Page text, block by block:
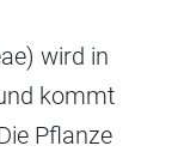
wird in
kommt
Pflanze